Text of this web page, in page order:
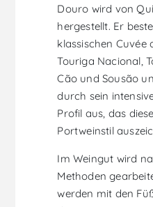
Douro wird von
hergestellt. Er
klassischen Cuvée
Touriga Nacional,
Cão und Sousão
durch sein
Profil aus, das
Portweinstil
Im Weingut wird
Methoden
werden mit den